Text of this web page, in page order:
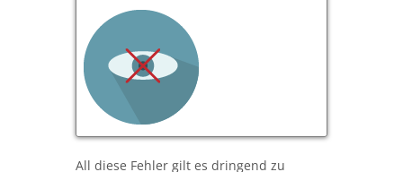
All diese Fehler gilt es dringend zu